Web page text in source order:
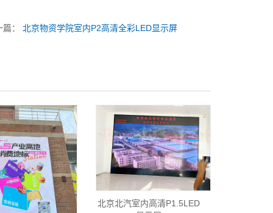
篇：北京物资学院室内P2高清全彩LED显示屏
北京北汽室内高清P1.5LED